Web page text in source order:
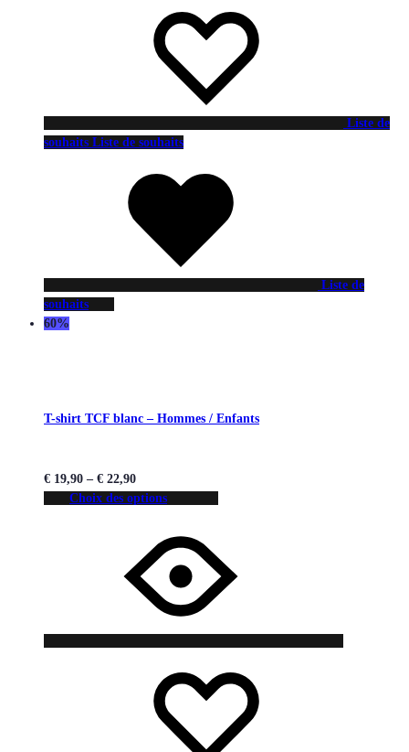
Liste de
souhaits Liste de souhaits
Liste de
souhaits
60%
T-shirt TCF blanc – Hommes / Enfants
€ 19,90 – € 22,90
Choix des options